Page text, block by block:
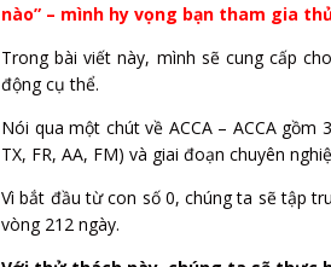
nào” – mình hy vọng bạn tham gia
Trong bài viết này, mình sẽ cung cấp
động cụ thể.
Nói qua một chút về ACCA – ACCA
TX, FR, AA, FM) và giai đoạn chuyên
Vì bắt đầu từ con số 0, chúng ta sẽ tập
vòng 212 ngày.